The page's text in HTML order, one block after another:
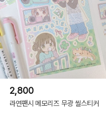
2,800
라연팬시 메모리즈 무광 씰스티커